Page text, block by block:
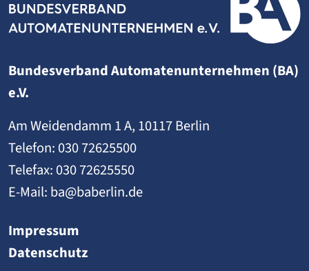
Bundesverband Automatenunternehmen (BA)
e.V.
Am Weidendamm 1 A, 10117 Berlin
Telefon: 030 72625500
Telefax: 030 72625550
E-Mail: ba@baberlin.de
Impressum
Datenschutz